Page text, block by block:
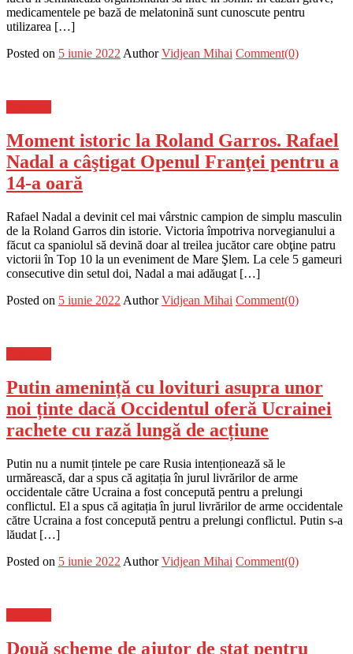
medicamentele pe bază de melatonină sunt cunoscute pentru
utilizarea […]
Posted on 5 iunie 2022 Author Vidjean Mihai Comment(0)
Moment istoric la Roland Garros. Rafael
Nadal a câştigat Openul Franţei pentru a
14-a oară
Rafael Nadal a devinit cel mai vârstnic campion de simplu masculin
de la Roland Garros din istorie. Victoria împotriva norvegianului a
făcut ca spaniolul să devină doar al treilea jucător care obţine patru
victorii în Top 10 la un eveniment de Mare Şlem. La cele 5 gameuri
consecutive din setul doi, Nadal a mai adăugat […]
Posted on 5 iunie 2022 Author Vidjean Mihai Comment(0)
Putin amenință cu lovituri asupra unor
noi ținte dacă Occidentul oferă Ucrainei
rachete cu rază lungă de acțiune
Putin nu a numit țintele pe care Rusia intenționează să le
urmărească, dar a spus că agitația în jurul livrărilor de arme
occidentale către Ucraina a fost concepută pentru a prelungi
conflictul. El a spus că agitația în jurul livrărilor de arme occidentale
către Ucraina a fost concepută pentru a prelungi conflictul. Putin s-a
lăudat […]
Posted on 5 iunie 2022 Author Vidjean Mihai Comment(0)
Două scheme de ajutor de stat pentru